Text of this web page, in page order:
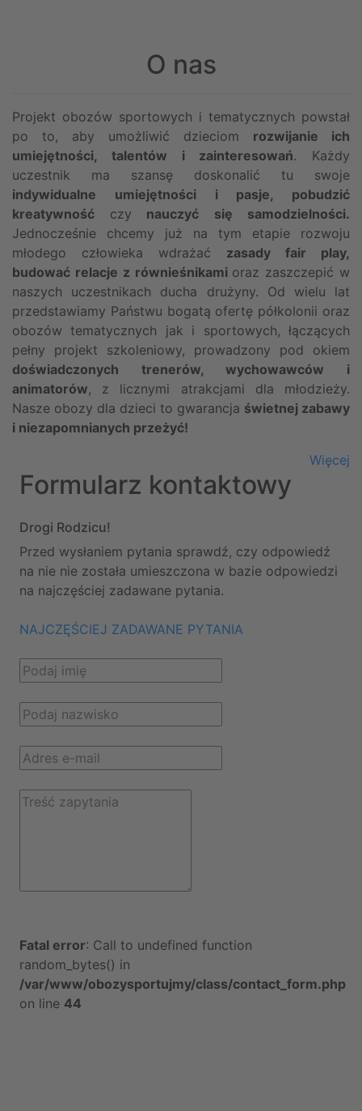
O nas
Projekt obozów sportowych i tematycznych powstał
po to, aby umożliwić dzieciom rozwijanie ich
umiejętności, talentów i zainteresowań. Każdy
uczestnik ma szansę doskonalić tu swoje
indywidualne umiejętności i pasje, pobudzić
kreatywność czy nauczyć się samodzielności.
Jednocześnie chcemy już na tym etapie rozwoju
młodego człowieka wdrażać zasady fair play,
budować relacje z równieśnikami oraz zaszczepić w
naszych uczestnikach ducha drużyny. Od wielu lat
przedstawiamy Państwu bogatą ofertę półkolonii oraz
obozów tematycznych jak i sportowych, łączących
pełny projekt szkoleniowy, prowadzony pod okiem
doświadczonych trenerów, wychowawców i
animatorów, z licznymi atrakcjami dla młodzieży.
Nasze obozy dla dzieci to gwarancja świetnej zabawy
i niezapomnianych przeżyć!
Więcej
Formularz kontaktowy
Drogi Rodzicu!
Przed wysłaniem pytania sprawdź, czy odpowiedź
na nie nie została umieszczona w bazie odpowiedzi
na najczęściej zadawane pytania.
NAJCZĘŚCIEJ ZADAWANE PYTANIA
Fatal error: Call to undefined function
random_bytes() in
/var/www/obozysportujmy/class/contact_form.php
on line 44